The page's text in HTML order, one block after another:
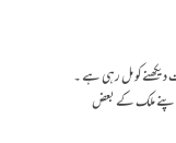
مل رہی ہے ۔
اپنے ملک کے بعض